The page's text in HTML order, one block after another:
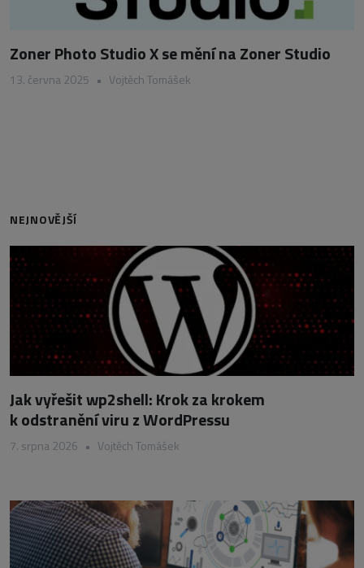
Zoner Photo Studio X se mění na Zoner Studio
13. června 2025 • Vojtěch Tomášek
NEJNOVĚJŠÍ
Jak vyřešit wp2shell: Krok za krokem
k odstranění viru z WordPressu
7. srpna 2026 • Vojtěch Tomášek